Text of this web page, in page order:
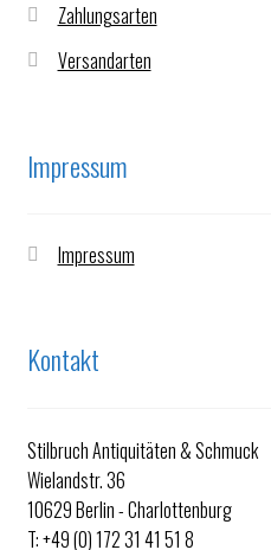
Zahlungsarten
Versandarten
Impressum
Impressum
Kontakt
Stilbruch Antiquitäten & Schmuck
Wielandstr. 36
10629 Berlin - Charlottenburg
T: +49 (0) 172 31 41 51 8